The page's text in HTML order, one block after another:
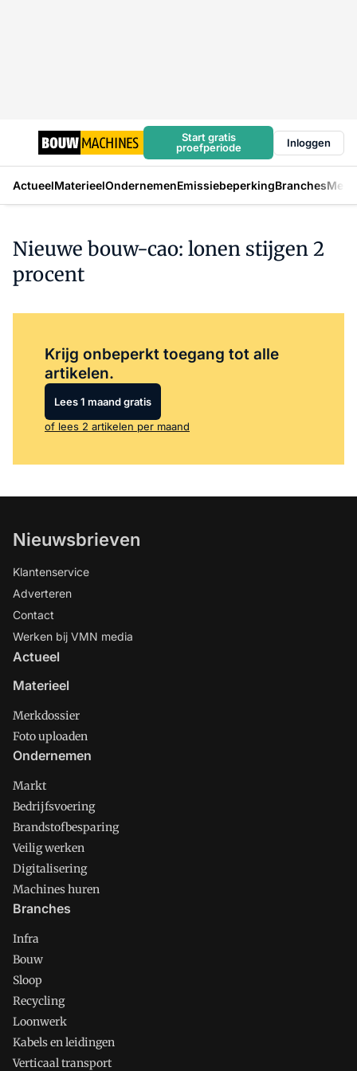
Start gratis
proefperiode
Inloggen
ActueelMaterieelOndernemenEmissiebeperkingBranches
Nieuwe bouw-cao: lonen stijgen 2
procent
Krijg onbeperkt toegang tot alle
artikelen.
Lees 1 maand gratis
of lees 2 artikelen per maand
Nieuwsbrieven
Klantenservice
Adverteren
Contact
Werken bij VMN media
Actueel
Materieel
Merkdossier
Foto uploaden
Ondernemen
Markt
Bedrijfsvoering
Brandstofbesparing
Veilig werken
Digitalisering
Machines huren
Branches
Infra
Bouw
Sloop
Recycling
Loonwerk
Kabels en leidingen
Verticaal transport